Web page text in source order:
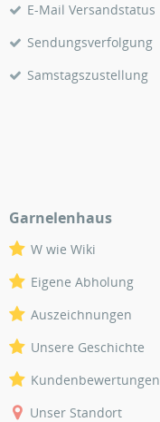
E-Mail Versandstatus
Sendungsverfolgung
Samstagszustellung
Garnelenhaus
W wie Wiki
Eigene Abholung
Auszeichnungen
Unsere Geschichte
Kundenbewertungen
Unser Standort